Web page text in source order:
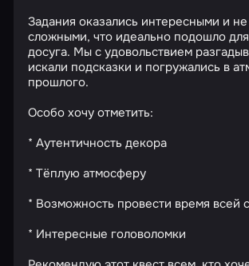
Задания оказались интересными и
сложными, что идеально подошло
досуга. Мы с удовольствием
искали подсказки и погружались в
прошлого.
Особо хочу отметить:
* Аутентичность декора
* Тёплую атмосферу
* Возможность провести время всей
* Интересные головоломки